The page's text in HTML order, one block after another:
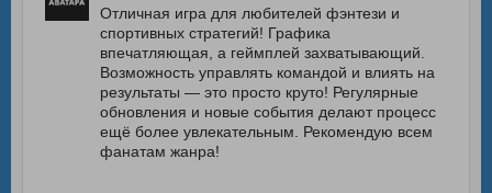
Отличная игра для любителей фэнтези и
спортивных стратегий! Графика
впечатляющая, а геймплей захватывающий.
Возможность управлять командой и влиять на
результаты — это просто круто! Регулярные
обновления и новые события делают процесс
ещё более увлекательным. Рекомендую всем
фанатам жанра!